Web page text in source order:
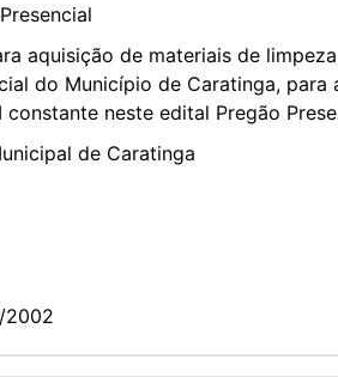
aquisição de materiais de
do Município de Caratinga,
constante neste edital Pregão
de Caratinga
2002